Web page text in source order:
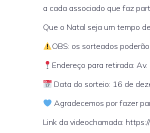
a cada associado que faz
Que o Natal seja um tempo
OBS: os sorteados
Endereço para retirada:
Data do sorteio: 16 de
Agradecemos por fazer
Link da videochamada: